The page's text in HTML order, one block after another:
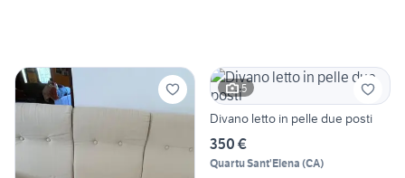
5
Divano letto in pelle due posti
350 €
Quartu Sant'Elena (CA)